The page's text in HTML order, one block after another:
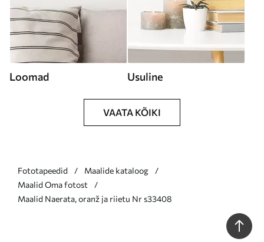
Loomad Usuline
VAATA KÕIKI
Fototapeedid
Maalide kataloog
Maalid Oma fotost
Maalid Naerata, oranž ja riietu Nr s33408